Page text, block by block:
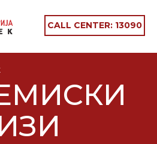
CALL CENTER: 13090